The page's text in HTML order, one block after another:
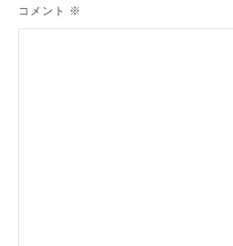
ョ
コメント ※